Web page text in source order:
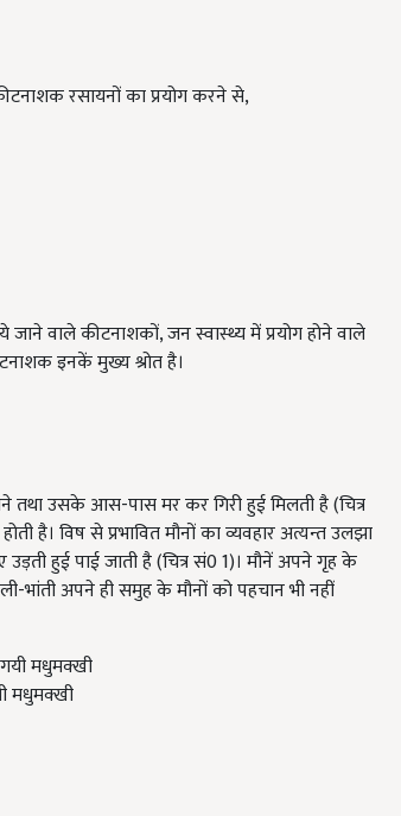
रसायनों का प्रयोग करने से,
वाले कीटनाशकों, जन स्वास्थ्य में प्रयोग होने वाले
इनकें मुख्य श्रोत है।
तथा उसके आस-पास मर कर गिरी हुई मिलती है (चित्र
है। विष से प्रभावित मौनों का व्यवहार अत्यन्त उलझा
हुई पाई जाती है (चित्र सं0 1)। मौनें अपने गृह के
अपने ही समुह के मौनों को पहचान भी नहीं
मधुमक्खी